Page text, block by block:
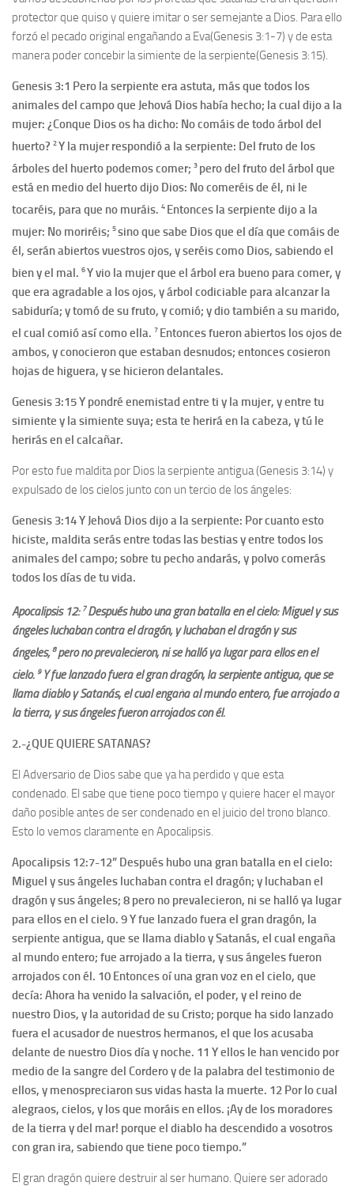
protector que quiso y quiere imitar o ser semejante a Dios. Para ello
forzó el pecado original engañando a Eva(Genesis 3:1-7) y de esta
manera poder concebir la simiente de la serpiente(Genesis 3:15).
Genesis 3:1 Pero la serpiente era astuta, más que todos los
animales del campo que Jehová Dios había hecho; la cual dijo a la
mujer: ¿Conque Dios os ha dicho: No comáis de todo árbol del
huerto? 2Y la mujer respondió a la serpiente: Del fruto de los
árboles del huerto podemos comer; 3 pero del fruto del árbol que
está en medio del huerto dijo Dios: No comeréis de él, ni le
tocaréis, para que no muráis. 4 Entonces la serpiente dijo a la
mujer: No moriréis; 5sino que sabe Dios que el día que comáis de
él, serán abiertos vuestros ojos, y seréis como Dios, sabiendo el
bien y el mal. 6Y vio la mujer que el árbol era bueno para comer, y
que era agradable a los ojos, y árbol codiciable para alcanzar la
sabiduría; y tomó de su fruto, y comió; y dio también a su marido,
el cual comió así como ella. 7 Entonces fueron abiertos los ojos de
ambos, y conocieron que estaban desnudos; entonces cosieron
hojas de higuera, y se hicieron delantales.
Genesis 3:15Y pondré enemistad entre ti y la mujer, y entre tu
simiente y la simiente suya; esta te herirá en la cabeza, y tú le
herirás en el calcañar.
Por esto fue maldita por Dios la serpiente antigua (Genesis 3:14) y
expulsado de los cielos junto con un tercio de los ángeles:
Genesis 3:14 Y Jehová Dios dijo a la serpiente: Por cuanto esto
hiciste, maldita serás entre todas las bestias y entre todos los
animales del campo; sobre tu pecho andarás, y polvo comerás
todos los días de tu vida.
Apocalipsis 12: 7Después hubo una gran batalla en el cielo: Miguel y sus
ángeles luchaban contra el dragón; y luchaban el dragón y sus
ángeles;8pero no prevalecieron, ni se halló ya lugar para ellos en el
cielo. 9 Y fue lanzado fuera el gran dragón, la serpienteantigua, que se
llama diablo y Satanás, el cual engaña al mundo entero; fue arrojado a
la tierra, y sus ángeles fueron arrojados con él.
2.-¿QUE QUIERE SATANAS?
El Adversario de Dios sabe que ya ha perdido y que esta
condenado. El sabe que tiene poco tiempo y quiere hacer el mayor
daño posible antes de ser condenado en el juicio del trono blanco.
Esto lo vemos claramente en Apocalipsis.
Apocalipsis 12:7-12” Después hubo una gran batalla en el cielo:
Miguel y sus ángeles luchaban contra el dragón; y luchaban el
dragón y sus ángeles; 8 pero no prevalecieron, ni se halló ya lugar
para ellos en el cielo. 9 Y fue lanzado fuera el gran dragón, la
serpiente antigua, que se llama diablo y Satanás, el cual engaña
al mundo entero; fue arrojado a la tierra, y sus ángeles fueron
arrojados con él. 10 Entonces oí una gran voz en el cielo, que
decía: Ahora ha venido la salvación, el poder, y el reino de
nuestro Dios, y la autoridad de su Cristo; porque ha sido lanzado
fuera el acusador de nuestros hermanos, el que los acusaba
delante de nuestro Dios día y noche. 11 Y ellos le han vencido por
medio de la sangre del Cordero y de la palabra del testimonio de
ellos, y menospreciaron sus vidas hasta la muerte. 12 Por lo cual
alegraos, cielos, y los que moráis en ellos. ¡Ay de los moradores
de la tierra y del mar! porque el diablo ha descendido a vosotros
con gran ira, sabiendo que tiene poco tiempo.”
El gran dragón quiere destruir al ser humano. Quiere ser adorado